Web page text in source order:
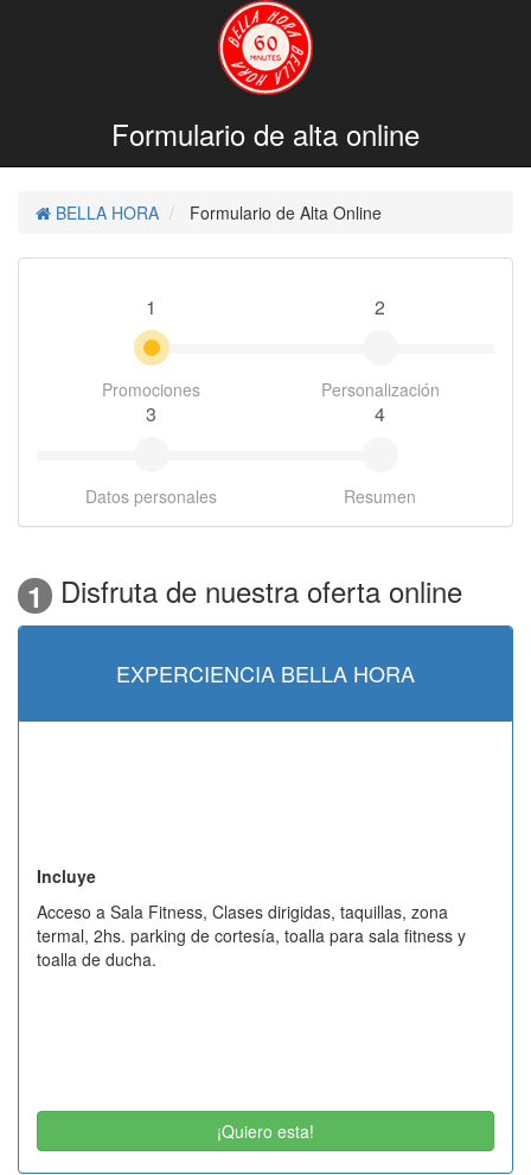
Formulario de alta online
BELLA HORA Formulario de Alta Online
1
Promociones
2
Personalización
3
Datos personales
4
Resumen
1 Disfruta de nuestra oferta online
EXPERCIENCIA BELLA HORA
Incluye
Acceso a Sala Fitness, Clases dirigidas, taquillas, zona
termal, 2hs. parking de cortesía, toalla para sala fitness y
toalla de ducha.
¡Quiero esta!